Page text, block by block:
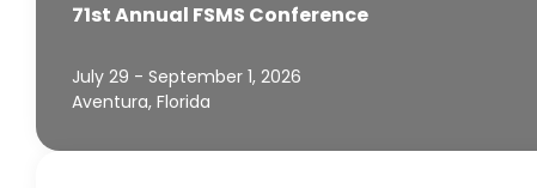
71st Annual FSMS Conference
July 29 - September 1, 2026
Aventura, Florida